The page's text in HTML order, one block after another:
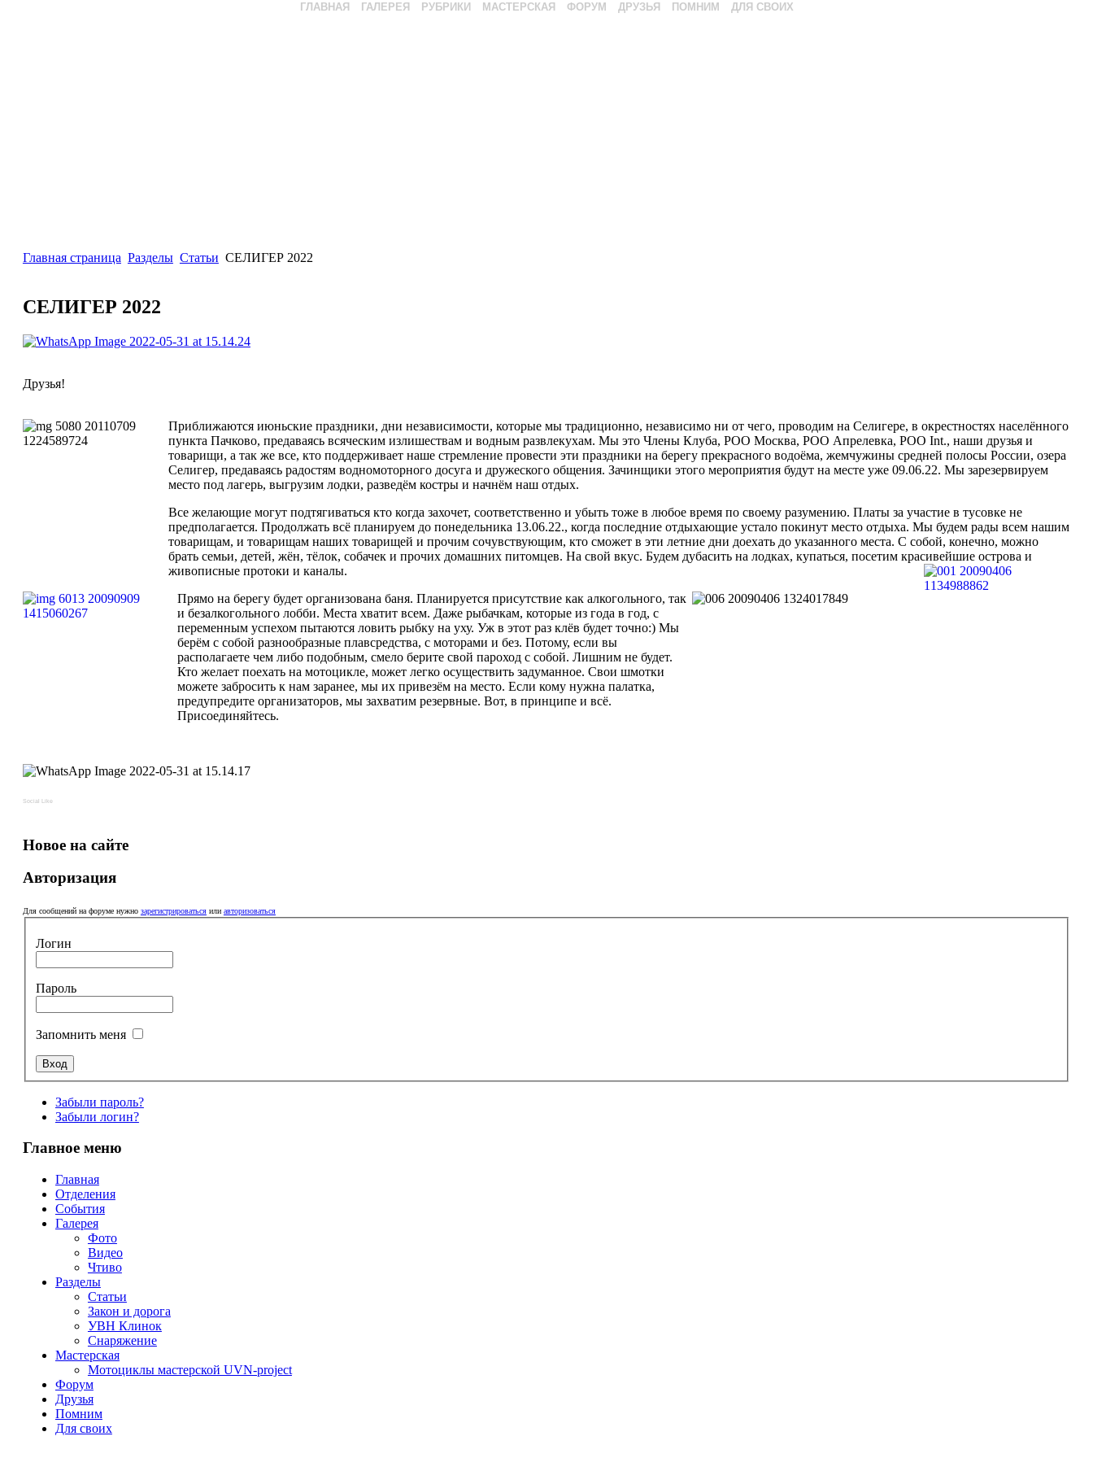
ГЛАВНАЯ ГАЛЕРЕЯ РУБРИКИ МАСТЕРСКАЯ ФОРУМ ДРУЗЬЯ ПОМНИМ ДЛЯ СВОИХ
Главная страница Разделы Статьи СЕЛИГЕР 2022
СЕЛИГЕР 2022
Друзья!
Приближаются июньские праздники, дни независимости, которые мы традиционно, независимо ни от чего, проводим на Селигере, в окрестностях населённого
пункта Пачково, предаваясь всяческим излишествам и водным развлекухам. Мы это Члены Клуба, РОО Москва, РОО Апрелевка, РОО Int., наши друзья и
товарищи, а так же все, кто поддерживает наше стремление провести эти праздники на берегу прекрасного водоёма, жемчужины средней полосы России, озера
Селигер, предаваясь радостям водномоторного досуга и дружеского общения. Зачинщики этого мероприятия будут на месте уже 09.06.22. Мы зарезервируем
место под лагерь, выгрузим лодки, разведём костры и начнём наш отдых.
Все желающие могут подтягиваться кто когда захочет, соответственно и убыть тоже в любое время по своему разумению. Платы за участие в тусовке не
предполагается. Продолжать всё планируем до понедельника 13.06.22., когда последние отдыхающие устало покинут место отдыха. Мы будем рады всем нашим
товарищам, и товарищам наших товарищей и прочим сочувствующим, кто сможет в эти летние дни доехать до указанного места. С собой, конечно, можно
брать семьи, детей, жён, тёлок, собачек и прочих домашних питомцев. На свой вкус. Будем дубасить на лодках, купаться, посетим красивейшие острова и
живописные протоки и каналы.
Прямо на берегу будет организована баня. Планируется присутствие как алкогольного, так
и безалкогольного лобби. Места хватит всем. Даже рыбачкам, которые из года в год, с
переменным успехом пытаются ловить рыбку на уху. Уж в этот раз клёв будет точно:) Мы
берём с собой разнообразные плавсредства, с моторами и без. Потому, если вы
располагаете чем либо подобным, смело берите свой пароход с собой. Лишним не будет.
Кто желает поехать на мотоцикле, может легко осуществить задуманное. Свои шмотки
можете забросить к нам заранее, мы их привезём на место. Если кому нужна палатка,
предупредите организаторов, мы захватим резервные. Вот, в принципе и всё.
Присоединяйтесь.
Social Like
Новое на сайте
Авторизация
Для сообщений на форуме нужно зарегистрироватьсяили авторизоваться
Логин
Пароль
Запомнить меня
Забыли пароль?
Забыли логин?
Главное меню
Главная
Отделения
События
Галерея
Фото
Видео
Чтиво
Разделы
Статьи
Закон и дорога
УВН Клинок
Снаряжение
Мастерская
Мотоциклы мастерской UVN-project
Форум
Друзья
Помним
Для своих